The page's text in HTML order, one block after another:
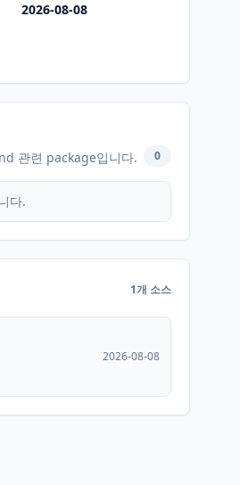
2026-08-08
관련 package입니다. 0
다.
1개 소스
2026-08-08